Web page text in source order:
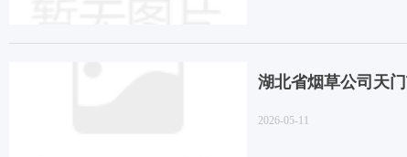
湖北省烟草公司天
2026-05-11